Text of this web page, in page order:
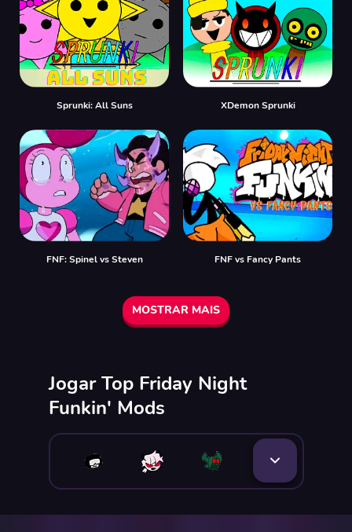
Sprunki: All Suns XDemon Sprunki
FNF: Spinel vs Steven FNF vs Fancy Pants
MOSTRAR MAIS
Jogar Top Friday Night
Funkin' Mods